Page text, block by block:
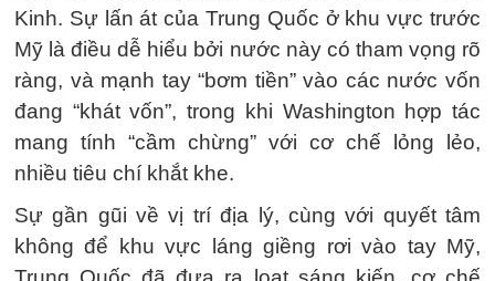
Kinh. Sự lấn át của Trung Quốc ở khu vực trước
Mỹ là điều dễ hiểu bởi nước này có tham vọng rõ
ràng, và mạnh tay “bơm tiền” vào các nước vốn
đang “khát vốn”, trong khi Washington hợp tác
mang tính “cầm chừng” với cơ chế lỏng lẻo,
nhiều tiêu chí khắt khe.
Sự gần gũi về vị trí địa lý, cùng với quyết tâm
không để khu vực láng giềng rơi vào tay Mỹ,